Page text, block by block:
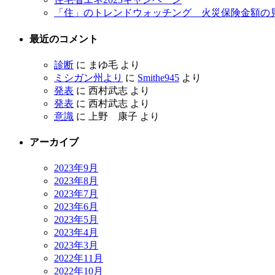
「住」のトレンドウォッチング 火災保険金額の
最近のコメント
診断 に まゆ毛 より
ミシガン州より に Smithe945 より
発表 に 西村武志 より
発表 に 西村武志 より
意識 に 上野 康子 より
アーカイブ
2023年9月
2023年8月
2023年7月
2023年6月
2023年5月
2023年4月
2023年3月
2022年11月
2022年10月